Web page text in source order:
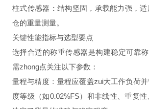
柱式传感器：结构坚固，承载能力强，
仓的重量测量。
关键性能指标与选型要点
选择合适的称重传感器是构建稳定可靠
需zhong点关注以下参数：
量程与精度：量程应覆盖zui大工作负荷
度等级（如0.02%FS）和非线性、重复